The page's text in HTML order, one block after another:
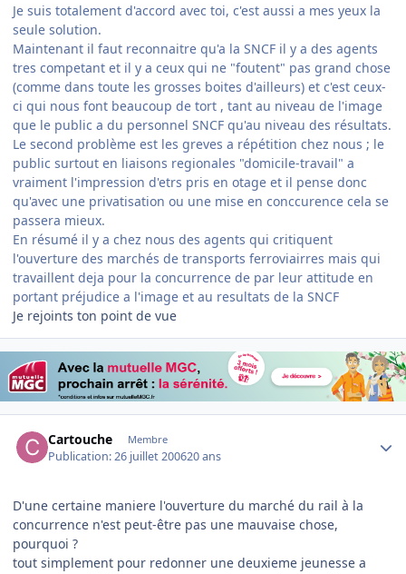
Je suis totalement d'accord avec toi, c'est aussi a mes yeux la
seule solution.
Maintenant il faut reconnaitre qu'a la SNCF il y a des agents
tres competant et il y a ceux qui ne "foutent" pas grand chose
(comme dans toute les grosses boites d'ailleurs) et c'est ceux-
ci qui nous font beaucoup de tort , tant au niveau de l'image
que le public a du personnel SNCF qu'au niveau des résultats.
Le second problème est les greves a répétition chez nous ; le
public surtout en liaisons regionales "domicile-travail" a
vraiment l'impression d'etrs pris en otage et il pense donc
qu'avec une privatisation ou une mise en conccurence cela se
passera mieux.
En résumé il y a chez nous des agents qui critiquent
l'ouverture des marchés de transports ferroviairres mais qui
travaillent deja pour la concurrence de par leur attitude en
portant préjudice a l'image et au resultats de la SNCF
Je rejoints ton point de vue
Cartouche Membre
Publication:26 juillet 200620 ans
D'une certaine maniere l'ouverture du marché du rail à la
concurrence n'est peut-être pas une mauvaise chose,
pourquoi ?
tout simplement pour redonner une deuxieme jeunesse a